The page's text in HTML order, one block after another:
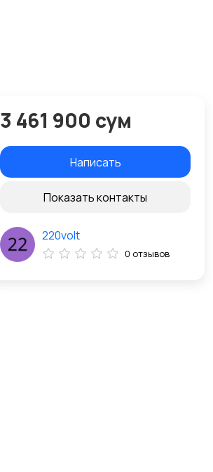
3 461 900 сум
Написать
Показать контакты
220volt
0 отзывов